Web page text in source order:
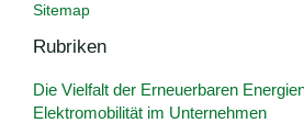
Sitemap
Rubriken
Die Vielfalt der Erneuerbaren
Elektromobilität im Unternehmen